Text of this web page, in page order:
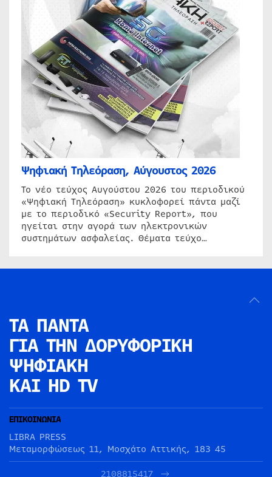
Ψηφιακή Τηλεόραση, Αύγουστος 2026
Το νέο τεύχος Αυγούστου 2026 του περιοδικού
«Ψηφιακή Τηλεόραση» κυκλοφορεί πάντα μαζί
με το περιοδικό «Security Report», που
ηγείται στην αγορά των ηλεκτρονικών
συστημάτων ασφαλείας. Θέματα τεύχο…
ΤΑ ΠΑΝΤΑ
ΓΙΑ ΤΗΝ ΔΟΡΥΦΟΡΙΚΗ
ΨΗΦΙΑΚΗ
ΚΑΙ HD TV
ΕΠΙΚΟΙΝΩΝΙΑ
LIBRA PRESS
Μεταμορφώσεως 11, Μοσχάτο Αττικής, 183 45
2108815417